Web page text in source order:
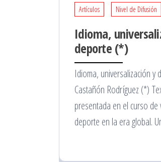
Artículos Nivel de Difusión
Idioma,
deporte (*)
Idioma, universalización y
Castañón Rodríguez (*)
presentada en el curso
deporte en la era global.